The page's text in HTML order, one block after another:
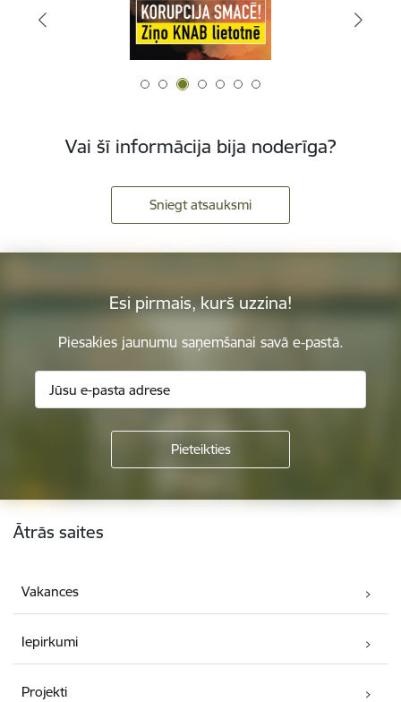
Vai šī informācija bija noderīga?
Sniegt atsauksmi
Esi pirmais, kurš uzzina!
Piesakies jaunumu saņemšanai savā e-pastā.
Kājene
Ātrās saites
Vakances
Iepirkumi
Projekti